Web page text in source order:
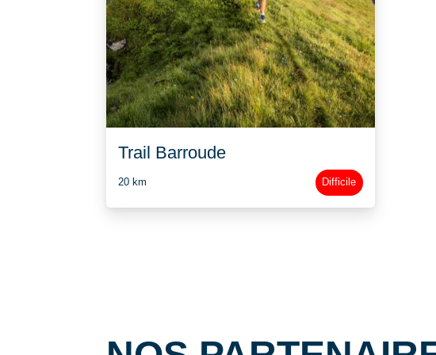
Trail Barroude
20 km Difficile